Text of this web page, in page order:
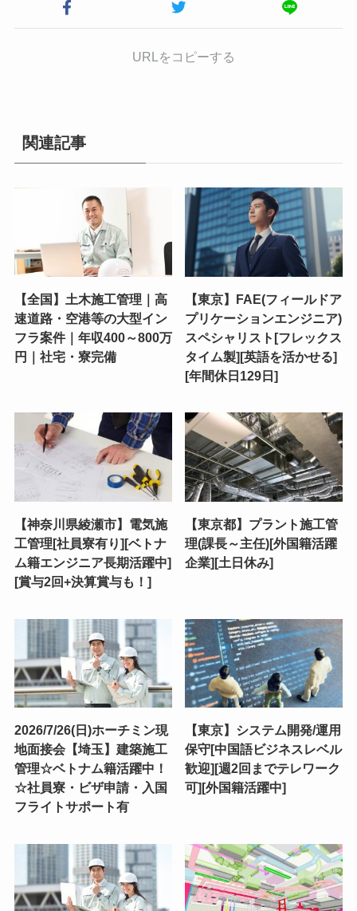
URLをコピーする
関連記事
【全国】土木施工管理｜高
速道路・空港等の大型イン
フラ案件｜年収400～800万
円｜社宅・寮完備
【東京】FAE(フィールドア
プリケーションエンジニア)
スペシャリスト[フレックス
タイム製][英語を活かせる]
[年間休日129日]
【神奈川県綾瀬市】電気施
工管理[社員寮有り][ベトナ
ム籍エンジニア長期活躍中]
[賞与2回+決算賞与も！]
【東京都】プラント施工管
理(課長～主任)[外国籍活躍
企業][土日休み]
2026/7/26(日)ホーチミン現
地面接会【埼玉】建築施工
管理☆ベトナム籍活躍中！
☆社員寮・ビザ申請・入国
フライトサポート有
【東京】システム開発/運用
保守[中国語ビジネスレベル
歓迎][週2回までテレワーク
可][外国籍活躍中]